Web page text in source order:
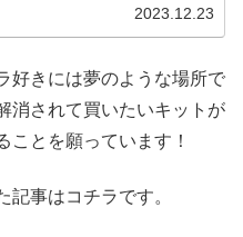
2023.12.23
好きには夢のような場所で
消されて買いたいキットが
ことを願っています！
記事はコチラです。